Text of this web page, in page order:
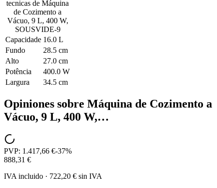
tecnicas de Máquina
de Cozimento a
Vácuo, 9 L, 400 W,
SOUSVIDE-9
Capacidade 16.0 L
Fundo
28.5 cm
Alto
27.0 cm
Potência
400.0 W
Largura
34.5 cm
Opiniones sobre Máquina de Cozimento a
Vácuo, 9 L, 400 W,…
PVP: 1.417,66 €-37%
888,31 €
IVA incluido · 722,20 € sin IVA